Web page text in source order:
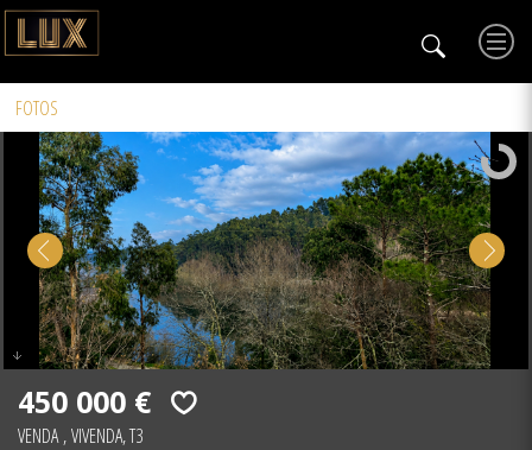
FOTOS
450 000 €
VENDA ,VIVENDA, T3